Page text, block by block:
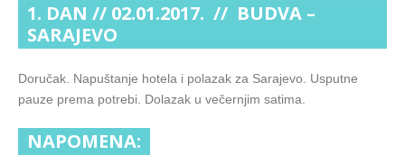
1. DAN // 02.01.2017. // BUDVA –
SARAJEVO
Doručak. Napuštanje hotela i polazak za Sarajevo. Usputne
pauze prema potrebi. Dolazak u večernjim satima.
NAPOMENA: